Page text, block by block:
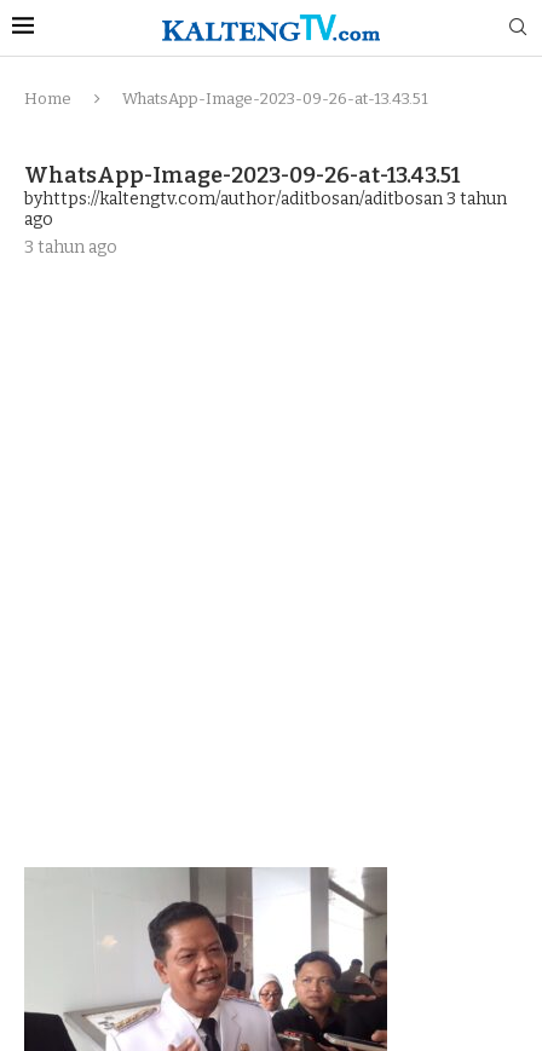
Home WhatsApp-Image-2023-09-26-at-13.43.51
WhatsApp-Image-2023-09-26-at-13.43.51
byhttps://kaltengtv.com/author/aditbosan/aditbosan3 tahun
ago
3 tahun ago